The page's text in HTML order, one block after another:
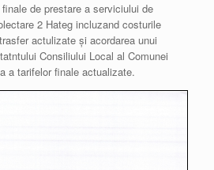
de prestare a serviciului de
2 Hateg incluzand costurile
actulizate și acordarea unui
Consiliului Local al Comunei
a tarifelor finale actualizate.